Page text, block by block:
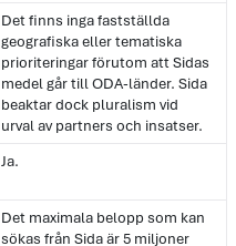
Det finns inga fastställda
geografiska eller tematiska
prioriteringar förutom att Sidas
medel går till ODA-länder. Sida
beaktar dock pluralism vid
urval av partners och insatser.
Ja.
Det maximala belopp som kan
sökas från Sida är 5 miljoner